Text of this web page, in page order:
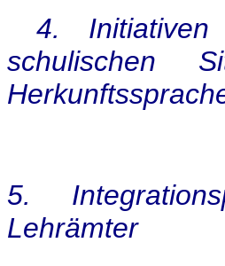
4.
schulischen
5.
Lehrämter